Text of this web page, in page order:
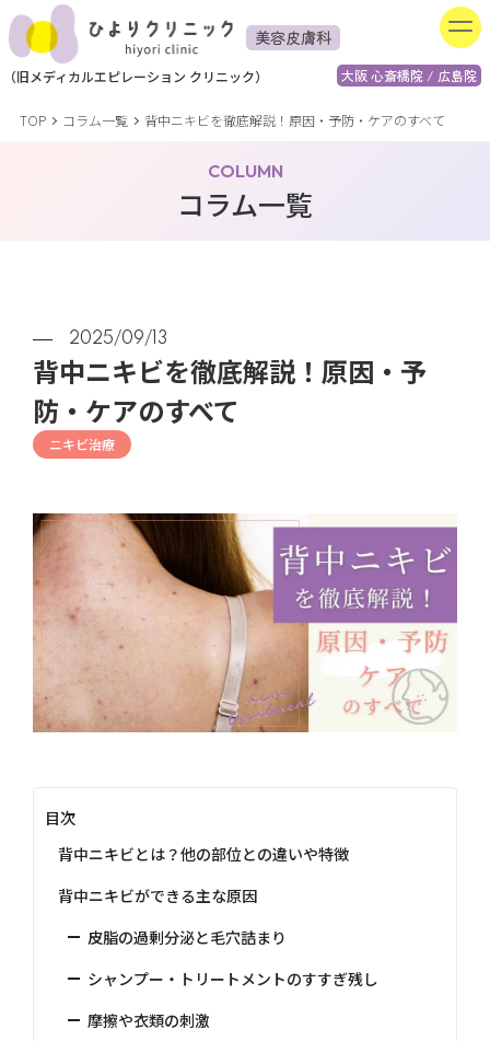
美容皮膚科
大阪 心斎橋院 / 広島院
（旧メディカルエピレーション クリニック）
TOP コラム一覧 背中ニキビを徹底解説！原因・予防・ケアのすべて
COLUMN
コラム一覧
2025/09/13
背中ニキビを徹底解説！原因・予
防・ケアのすべて
ニキビ治療
目次
背中ニキビとは？他の部位との違いや特徴
背中ニキビができる主な原因
皮脂の過剰分泌と毛穴詰まり
シャンプー・トリートメントのすすぎ残し
摩擦や衣類の刺激